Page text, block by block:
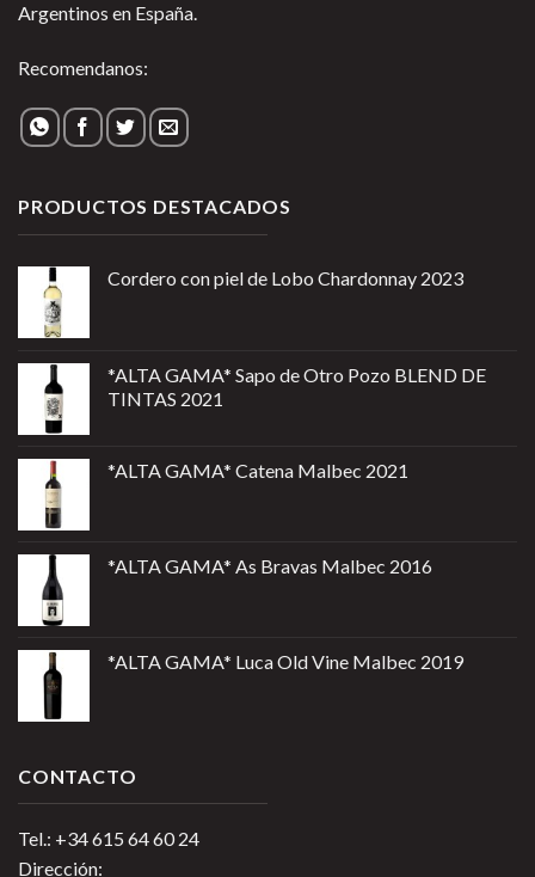
Argentinos en España.
Recomendanos:
PRODUCTOS DESTACADOS
Cordero con piel de Lobo Chardonnay 2023
*ALTA GAMA* Sapo de Otro Pozo BLEND DE
TINTAS 2021
*ALTA GAMA* Catena Malbec 2021
*ALTA GAMA* As Bravas Malbec 2016
*ALTA GAMA* Luca Old Vine Malbec 2019
CONTACTO
Tel.: +34 615 64 60 24
Dirección: